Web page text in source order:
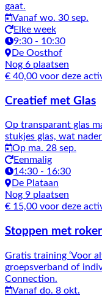
gaat.
Vanaf wo. 30 sep.
Elke week
9:30 - 10:30
De Oosthof
Nog 6 plaatsen
€ 40,00 voor deze
Creatief met Glas
Op transparant glas
stukjes glas, wat
Op ma. 28 sep.
Eenmalig
14:30 - 16:30
De Plataan
Nog 9 plaatsen
€ 15,00 voor deze
Stoppen met
Gratis training ‘Voor
groepsverband of
Connection.
Vanaf do. 8 okt.